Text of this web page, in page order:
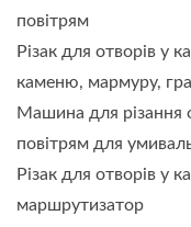
повітрям
Різак для отворів у
каменю, мармуру,
Машина для різання
повітрям для
Різак для отворів у
маршрутизатор